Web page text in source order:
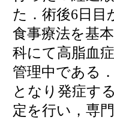
た．術後6日目
食事療法を基
科にて高脂血
管理中である
となり発症す
定を行い，専